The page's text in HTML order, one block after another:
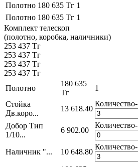
Полотно 180 635 Тг 1
Полотно 180 635 Тг 1
Комплект телескоп
(полотно, коробка, наличники)
253 437 Тг
253 437 Тг
253 437 Тг
253 437 Тг
Полотно
180 635
Тг
1
Стойка
Дв.коро...
13 618.40
Количество-
Добор Тип
1/10...
6 902.00
Количество-
Наличник "...
10 648.80
Количество-